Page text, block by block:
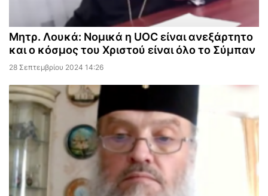
Μητρ. Λουκά: Νομικά η UOC είναι ανεξάρτητο
και ο κόσμος του Χριστού είναι όλο το Σύμπαν
28 Σεπτεμβρίου 2024 14:26